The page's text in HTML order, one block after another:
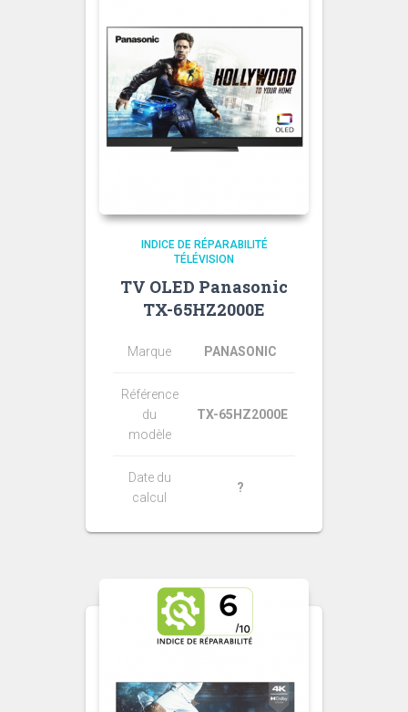
INDICE DE RÉPARABILITÉ
TÉLÉVISION
TV OLED Panasonic
TX-65HZ2000E
Marque PANASONIC
Référence
du
modèle
TX-65HZ2000E
Date du
calcul
?